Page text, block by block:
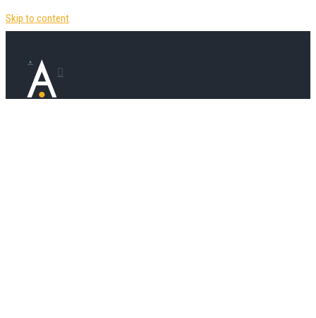
Skip to content